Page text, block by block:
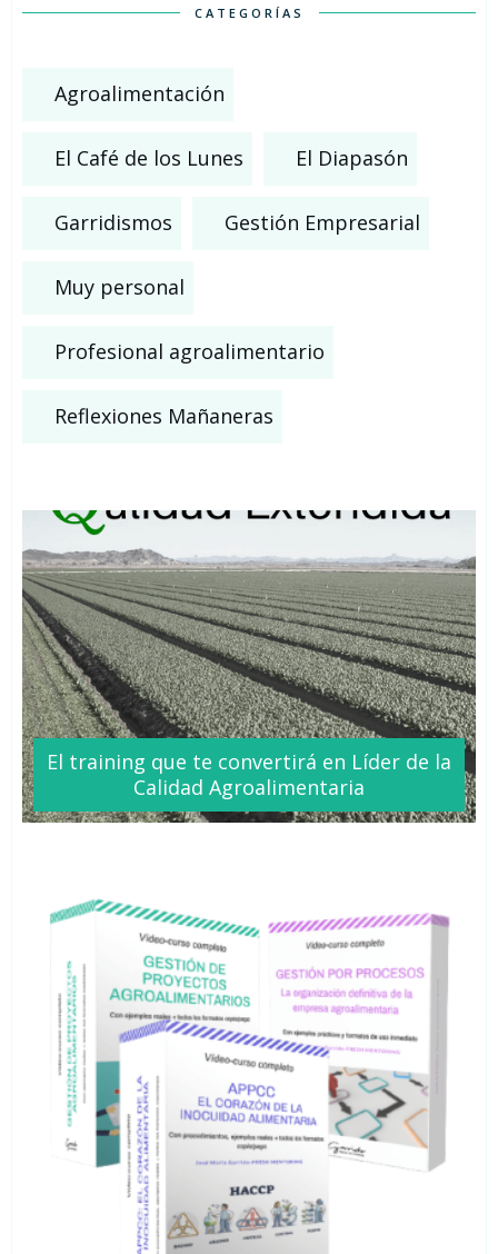
CATEGORÍAS
Agroalimentación
El Café de los Lunes El Diapasón
Garridismos Gestión Empresarial
Muy personal
Profesional agroalimentario
Reflexiones Mañaneras
El training que te convertirá en Líder de la
Calidad Agroalimentaria